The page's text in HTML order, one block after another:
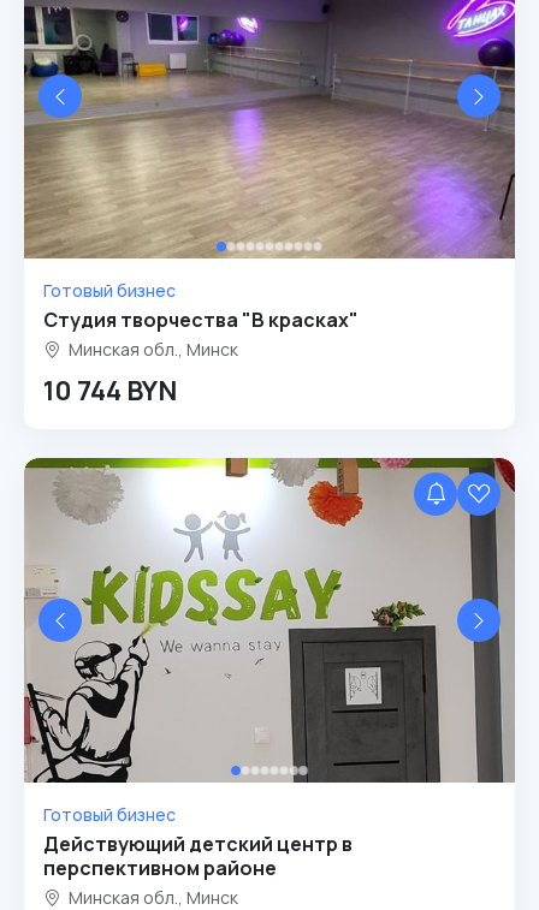
Готовый бизнес
Студия творчества "В красках"
Минская обл., Минск
10 744 BYN
Готовый бизнес
Действующий детский центр в
перспективном районе
Минская обл., Минск